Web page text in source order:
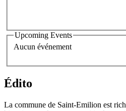
Upcoming Events
Aucun événement
Édito
La commune de Saint-Emilion est